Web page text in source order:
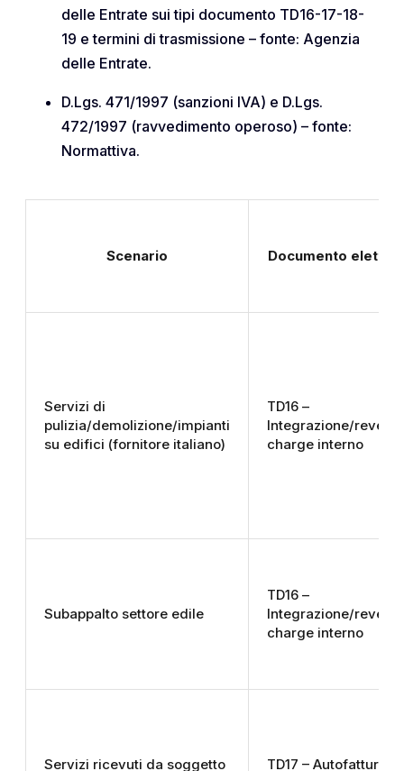
delle Entrate sui tipi documento TD16-17-18-
19 e termini di trasmissione – fonte: Agenzia
delle Entrate.
D.Lgs. 471/1997 (sanzioni IVA) e D.Lgs.
472/1997 (ravvedimento operoso) – fonte:
Normattiva.
Scenario Documento
Servizi di
pulizia/demolizione/impianti
su edifici (fornitore italiano)
TD16 –
Integrazione/reverse
charge interno
Subappalto settore edile
TD16 –
Integrazione/reverse
charge interno
Servizi ricevuti da soggetto
TD17 – Autofattura